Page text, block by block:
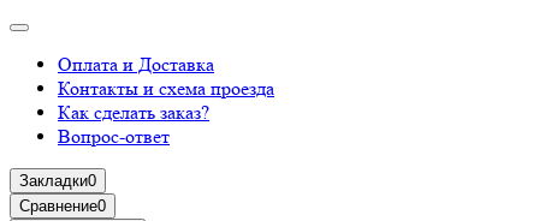
Оплата и Доставка
Контакты и схема проезда
Как сделать заказ?
Вопрос-ответ
Закладки0
Сравнение0